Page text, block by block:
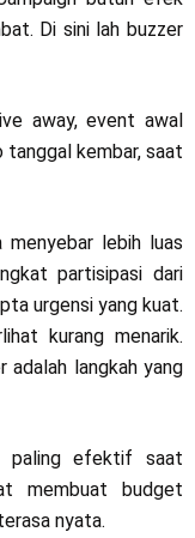
Di sini lah buzzer
away, event awal
tanggal kembar, saat
menyebar lebih luas
partisipasi dari
urgensi yang kuat.
kurang menarik.
adalah langkah yang
paling efektif saat
membuat budget
nyata.